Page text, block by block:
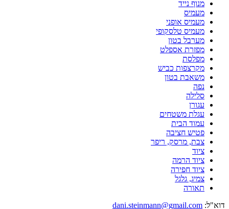
מנוף נייד
מעמיס
מעמיס אופני
מעמיס טלסקופי
מערבל בטון
מפזרת אספלט
מפלסת
מקרצפות כביש
משאבת בטון
נפה
סלילה
עגורן
עגלת משטחים
עמוד הבית
פטיש חציבה
צבת, מרסק, ריפר
ציוד
ציוד הרמה
ציוד חפירה
צמיג, גלגל
תאורה
דוא"ל: dani.steinmann@gmail.com